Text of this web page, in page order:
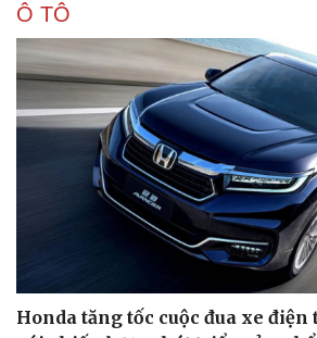
Ô TÔ
Honda tăng tốc cuộc đua xe điện